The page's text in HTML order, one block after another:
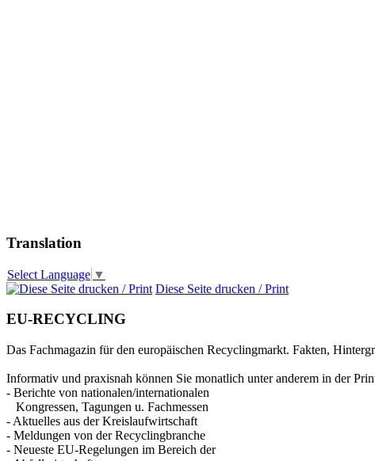
Translation
Select Language ▼
Diese Seite drucken / Print
EU-RECYCLING
Das Fachmagazin für den europäischen Recyclingmarkt. Fakten,
Informativ und praxisnah können Sie monatlich unter anderem in der
- Berichte von nationalen/internationalen
Kongressen, Tagungen u. Fachmessen
- Aktuelles aus der Kreislaufwirtschaft
- Meldungen von der Recyclingbranche
- Neueste EU-Regelungen im Bereich der